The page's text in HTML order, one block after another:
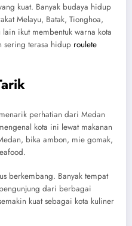
kuat. Banyak budaya hidup
Melayu, Batak, Tionghoa,
ikut membentuk warna kota
sering terasa hidup roulete
perhatian dari Medan
kota ini lewat makanan
bika ambon, mie gomak,
berkembang. Banyak tempat
dari berbagai
kuat sebagai kota kuliner